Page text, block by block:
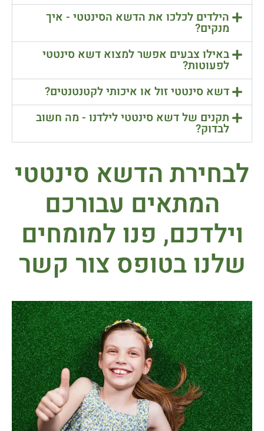
הילדים לכלכו את הדשא הסינטטי - איך
מנקים?
באילו צבעים אפשר למצוא דשא סינטטי
לפעוטות?
דשא סינטטי זול או איכותי לקטנטנטים?
תקנים של דשא סינטטי לילדנו - מה חשוב
לבדוק?
לבחירת הדשא סינטטי
המתאים עבורכם
וילדכם, פנו למומחים
שלנובטופס צור קשר